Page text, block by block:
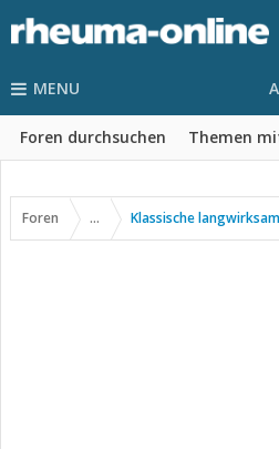
MENU
Foren durchsuchen Themen
Foren ... Klassische